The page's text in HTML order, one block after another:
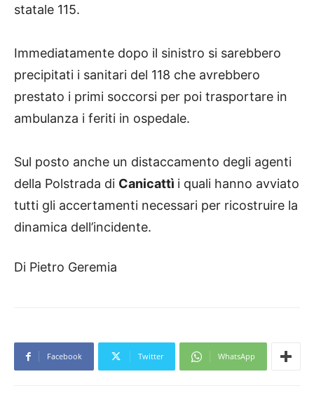
statale 115.
Immediatamente dopo il sinistro si sarebbero
precipitati i sanitari del 118 che avrebbero
prestato i primi soccorsi per poi trasportare in
ambulanza i feriti in ospedale.
Sul posto anche un distaccamento degli agenti
della Polstrada di Canicattì i quali hanno avviato
tutti gli accertamenti necessari per ricostruire la
dinamica dell’incidente.
Di Pietro Geremia
Facebook Twitter WhatsApp